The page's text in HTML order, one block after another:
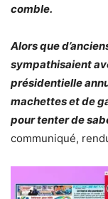
comble.
Alors que
sympathisaient
présidentielle
machettes et de
pour tenter de
communiqué,